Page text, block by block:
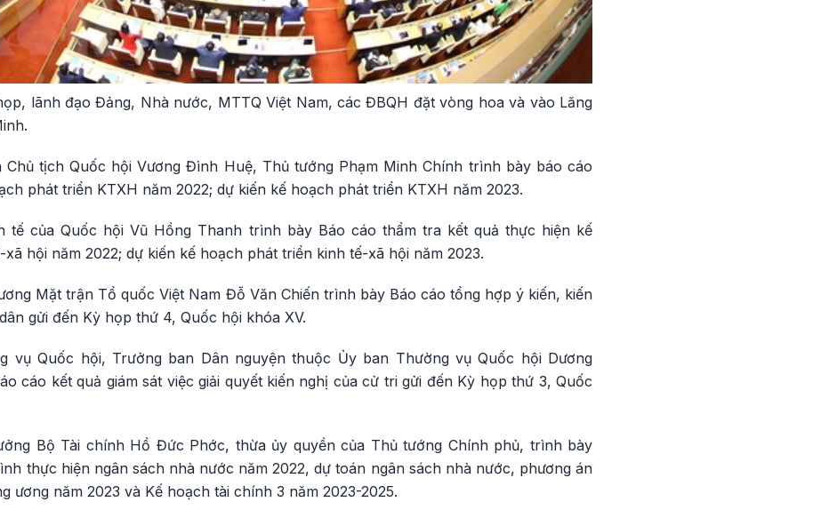
lãnh đạo Đảng, Nhà nước, MTTQ Việt Nam, các ĐBQH đặt vòng hoa và vào Lăng
Chủ tịch Quốc hội Vương Đình Huệ, Thủ tướng Phạm Minh Chính trình bày báo cáo
phát triển KTXH năm 2022; dự kiến kế hoạch phát triển KTXH năm 2023.
tế của Quốc hội Vũ Hồng Thanh trình bày Báo cáo thẩm tra kết quả thực hiện kế
hội năm 2022; dự kiến kế hoạch phát triển kinh tế-xã hội năm 2023.
Mặt trận Tổ quốc Việt Nam Đỗ Văn Chiến trình bày Báo cáo tổng hợp ý kiến, kiến
gửi đến Kỳ họp thứ 4, Quốc hội khóa XV.
vụ Quốc hội, Trưởng ban Dân nguyện thuộc Ủy ban Thường vụ Quốc hội Dương
cáo kết quả giám sát việc giải quyết kiến nghị của cử tri gửi đến Kỳ họp thứ 3, Quốc
Bộ Tài chính Hồ Đức Phớc, thừa ủy quyền của Thủ tướng Chính phủ, trình bày
thực hiện ngân sách nhà nước năm 2022, dự toán ngân sách nhà nước, phương án
ương năm 2023 và Kế hoạch tài chính 3 năm 2023-2025.